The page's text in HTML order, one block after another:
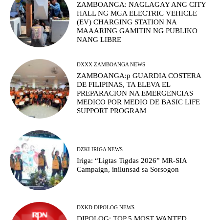
ZAMBOANGA: NAGLAGAY ANG CITY
HALL NG MGA ELECTRIC VEHICLE
(EV) CHARGING STATION NA
MAAARING GAMITIN NG PUBLIKO
NANG LIBRE
DXXX ZAMBOANGA NEWS
ZAMBOANGA:p GUARDIA COSTERA
DE FILIPINAS, TA ELEVA EL
PREPARACION NA EMERGENCIAS
MEDICO POR MEDIO DE BASIC LIFE
SUPPORT PROGRAM
DZKI IRIGA NEWS
Iriga: “Ligtas Tigdas 2026” MR-SIA
Campaign, inilunsad sa Sorsogon
DXKD DIPOLOG NEWS